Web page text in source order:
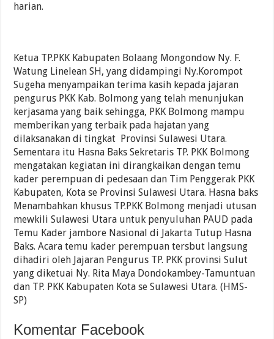
harian.
Ketua TP.PKK Kabupaten Bolaang Mongondow Ny. F.
Watung Linelean SH, yang didampingi Ny.Korompot
Sugeha menyampaikan terima kasih kepada jajaran
pengurus PKK Kab. Bolmong yang telah menunjukan
kerjasama yang baik sehingga, PKK Bolmong mampu
memberikan yang terbaik pada hajatan yang
dilaksanakan di tingkat Provinsi Sulawesi Utara.
Sementara itu Hasna Baks Sekretaris TP. PKK Bolmong
mengatakan kegiatan ini dirangkaikan dengan temu
kader perempuan di pedesaan dan Tim Penggerak PKK
Kabupaten, Kota se Provinsi Sulawesi Utara. Hasna baks
Menambahkan khusus TP.PKK Bolmong menjadi utusan
mewkili Sulawesi Utara untuk penyuluhan PAUD pada
Temu Kader jambore Nasional di Jakarta Tutup Hasna
Baks. Acara temu kader perempuan tersbut langsung
dihadiri oleh Jajaran Pengurus TP. PKK provinsi Sulut
yang diketuai Ny. Rita Maya Dondokambey-Tamuntuan
dan TP. PKK Kabupaten Kota se Sulawesi Utara. (HMS-
SP)
Komentar Facebook